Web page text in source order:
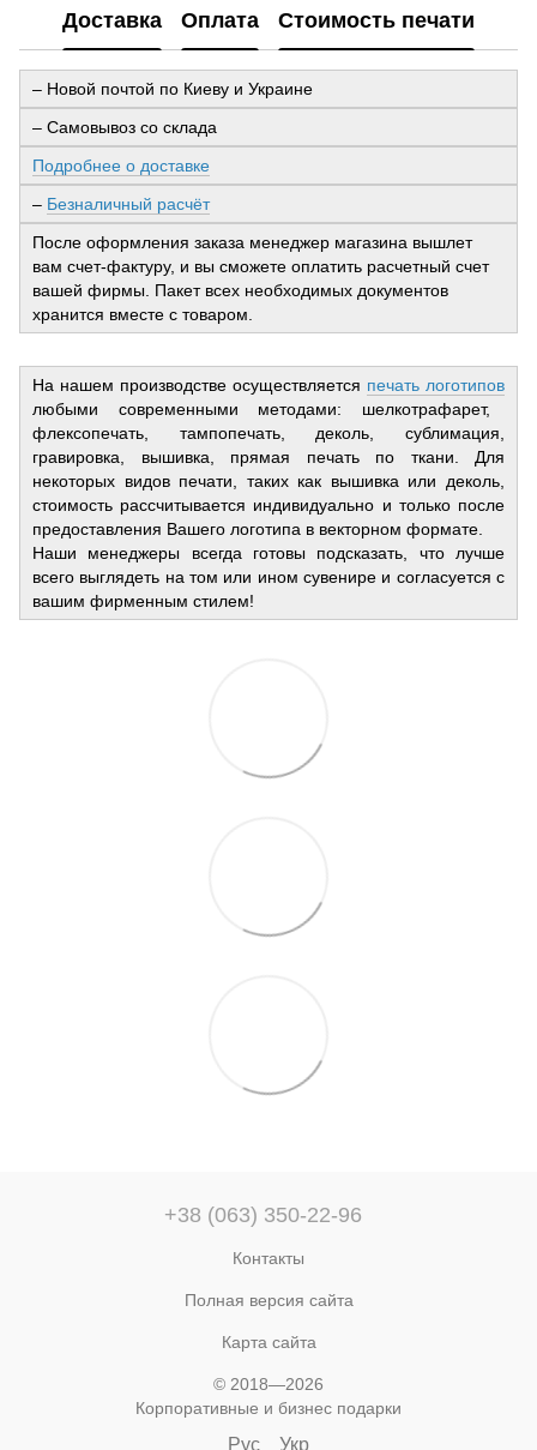
Доставка Оплата Стоимость печати
– Новой почтой по Киеву и Украине
– Самовывоз со склада
Подробнее о доставке
– Безналичный расчёт
После оформления заказа менеджер магазина вышлет
вам счет-фактуру, и вы сможете оплатить расчетный счет
вашей фирмы. Пакет всех необходимых документов
хранится вместе с товаром.
На нашем производстве осуществляется печать логотипов
любыми современными методами: шелкотрафарет,
флексопечать, тампопечать, деколь, сублимация,
гравировка, вышивка, прямая печать по ткани. Для
некоторых видов печати, таких как вышивка или деколь,
стоимость рассчитывается индивидуально и только после
предоставления Вашего логотипа в векторном формате.
Наши менеджеры всегда готовы подсказать, что лучше
всего выглядеть на том или ином сувенире и согласуется с
вашим фирменным стилем!
+38 (063) 350-22-96
Контакты
Полная версия сайта
Карта сайта
© 2018—2026
Корпоративные и бизнес подарки
Рус Укр